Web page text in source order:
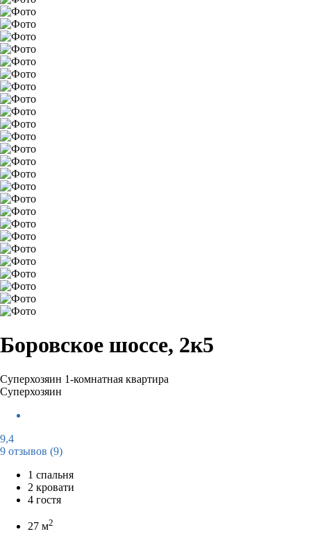
Боровское шоссе, 2к5
Суперхозяин 1-комнатная квартира
Суперхозяин
9,4
9 отзывов (9)
1 спальня
2 кровати
4 гостя
27 м2